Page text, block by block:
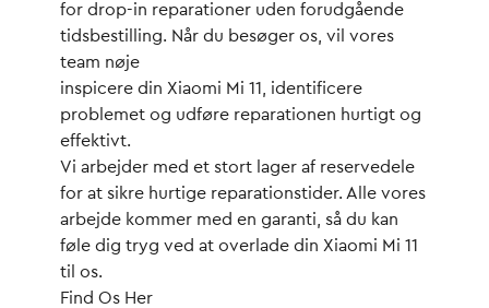
for drop-in reparationer uden forudgående
tidsbestilling. Når du besøger os, vil vores
team nøje
inspicere din Xiaomi Mi 11, identificere
problemet og udføre reparationen hurtigt og
effektivt.
Vi arbejder med et stort lager af reservedele
for at sikre hurtige reparationstider. Alle vores
arbejde kommer med en garanti, så du kan
føle dig tryg ved at overlade din Xiaomi Mi 11
til os.
Find Os Her